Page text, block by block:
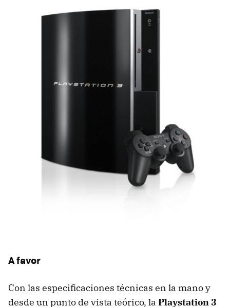
A favor
Con las especificaciones técnicas en la mano y
desde un punto de vista teórico, la Playstation 3